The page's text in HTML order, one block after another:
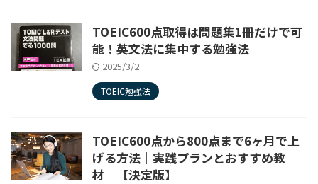
TOEIC600点取得は問題集1冊だけで可
能！英文法に集中する勉強法
2025/3/2
TOEIC勉強法
TOEIC600点から800点まで6ヶ月で上
げる方法｜実践プランとおすすめ教
材 【決定版】